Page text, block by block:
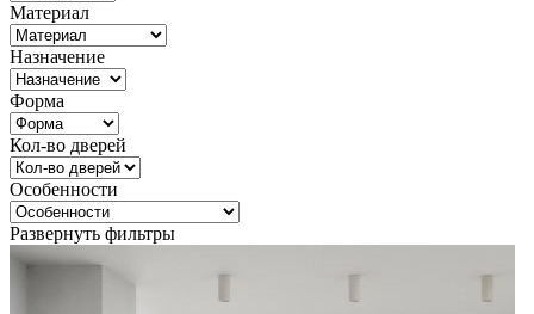
Материал
Назначение
Форма
Кол-во дверей
Особенности
Развернуть фильтры